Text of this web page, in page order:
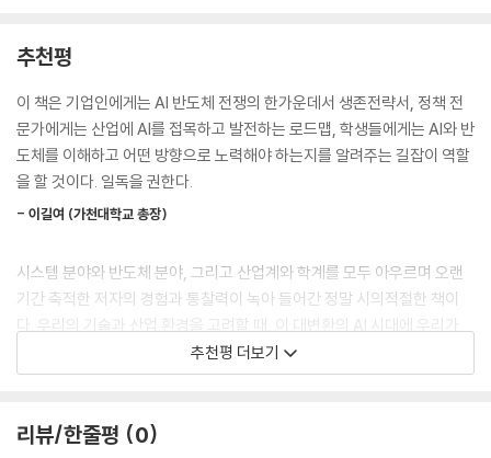
는 물리학과, 전자공학과, 기계공학과가 인기를 차지했었다. 우리나라가
전환을 잘 준비하고 실행한 결과다. 당시에 “한국은 아날로그 TV에서 30
년 뒤진 기술로는 평생 가야 1등 할 수 없다”라는 일본 기업들의 비아냥을
들어야 했다. 1980년대 일본은 세계 전자산업의 선두 주자였고, NHK는
‘NUSE 방식’이라는 HDTV 시스템을 내세웠다. 고해상도 영상을 목표로
했지만, 핵심은 여전히 아날로그 전송 방식이었다. 우리나라는 디지털 처
만 아니라 반도체, 이동통신 분야에서도 디지털화에 빠르게 대응했다. 이
것은 뛰어난 이공계 인재들의 뒷받침이 없었다면 불가능했을 것이다. 정부
의 병역 혜택 정책 등도 주요했다.
--- pp.197~198, 「우수한 반도체 인재 확보를 위한 제언」중에서
에서 작동해야 한다. 이런 환경은 전력, 발열, 크기, 메모리 용량, 가격 등의
제약이 매우 크다. 따라서 외부 솔루션인 범용 칩으로는 성능, 가격 면에서
글로벌 반도체 공급망의 새로운 질서를 주도하고 있다. 미국은 중국의 초
미세공정 기술 개발을 견제하고 있지만, 중국의 반격도 만만치 않다. 중국
은 구형 공정 장비에 집중 투자하여 성과를 내고 있으며, 이미 우리나라를
위협하고 있다. 이번 개정증보판에서는 미국의 전방위적 압박 속에서도 7
나노 첨단 공정 칩을 선보인 중국의 저력과 사상 최대 규모의 반도체 펀드
특히 저자는 기술 전쟁의 승패가 결국 ‘사람’에 달려 있음을 강조한다. 이공
해 어떤 파격적인 대책과 교육 모델이 필요한지 현실적인 대안을 제시한
다. 우리 정부와 기업, 그리고 학계가 긴밀히 협조하여 종합적인 대책을 마
련하는 것만이 격해지는 AI 반도체 전쟁에서 살아남는 길이기 때문이다.
AI 컴퓨팅 파워가 핵심이다
추천평
이 책은 기업인에게는 AI 반도체 전쟁의 한가운데서 생존전략서, 정책 전
문가에게는 산업에 AI를 접목하고 발전하는 로드맵, 학생들에게는 AI와 반
도체를 이해하고 어떤 방향으로 노력해야 하는지를 알려주는 길잡이 역할
을 할 것이다. 일독을 권한다.
- 이길여 (가천대학교 총장)
시스템 분야와 반도체 분야, 그리고 산업계와 학계를 모두 아우르며 오랜
기간 축적한 저자의 경험과 통찰력이 녹아 들어간 정말 시의적절한 책이
다. 우리의 기술과 산업 환경을 고려할 때, 이 대변환의 AI 시대에 우리가
무엇을 해야 할 것인가를 잘 알려주고 있다. 특히 우리가 상대적으로 취약
한 시스템반도체 분야에서 무엇을 해야 할 것인지 이 책을 읽으면서 같이
- 허염 (㈜실리콘마이터스 회장)
추천평 더보기
리뷰/한줄평 0